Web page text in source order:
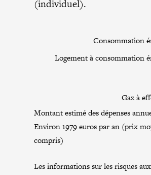
(individuel).
Consommation
Logement à consommation
Gaz à
Montant estimé des dépenses
Environ 1979 euros par an (prix
compris)
Les informations sur les risques